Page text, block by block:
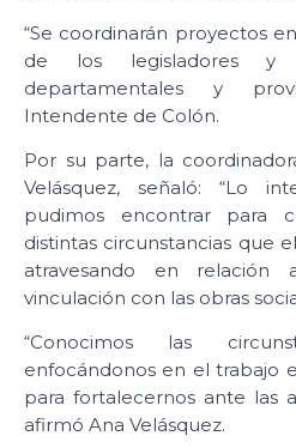
“Se coordinarán proyectos
de los legisladores y
departamentales y
Intendente de Colón.
Por su parte, la
Velásquez, señaló: “Lo
pudimos encontrar para
distintas circunstancias que
atravesando en
vinculación con las obras
“Conocimos las
enfocándonos en el trabajo
para fortalecernos ante las
afirmó Ana Velásquez.